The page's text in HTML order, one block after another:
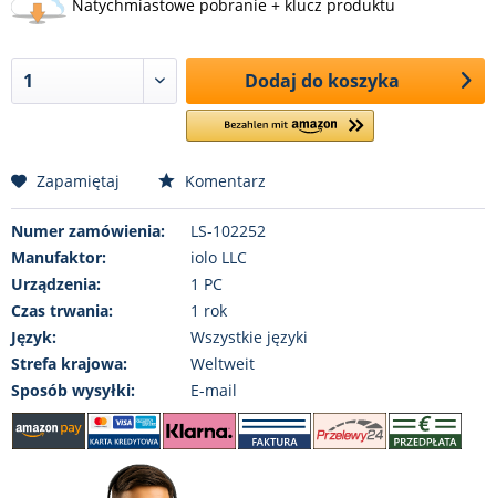
Natychmiastowe pobranie + klucz produktu
Dodaj do koszyka
Zapamiętaj Komentarz
Numer zamówienia:
LS-102252
Manufaktor:
iolo LLC
Urządzenia:
1 PC
Czas trwania:
1 rok
Język:
Wszystkie języki
Strefa krajowa:
Weltweit
Sposób wysyłki:
E-mail